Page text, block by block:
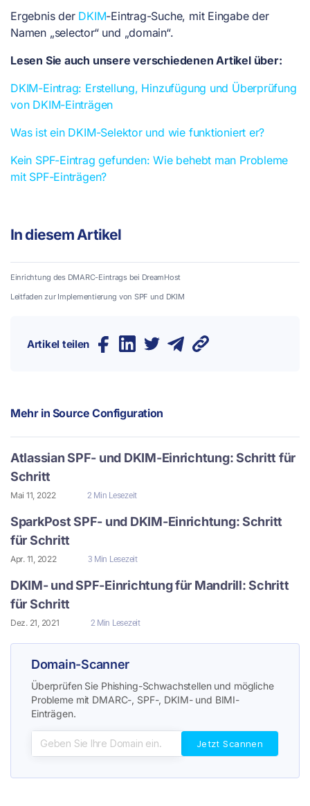
Ergebnis der DKIM-Eintrag-Suche, mit Eingabe der
Namen „selector“ und „domain“.
Lesen Sie auch unsere verschiedenen Artikel über:
DKIM-Eintrag: Erstellung, Hinzufügung und Überprüfung
von DKIM-Einträgen
Was ist ein DKIM-Selektor und wie funktioniert er?
Kein SPF-Eintrag gefunden: Wie behebt man Probleme
mit SPF-Einträgen?
In diesem Artikel
Einrichtung des DMARC-Eintrags bei DreamHost
Leitfaden zur Implementierung von SPF und DKIM
Artikel teilen
Mehr in Source Configuration
Atlassian SPF- und DKIM-Einrichtung: Schritt für
Schritt
Mai 11, 2022 2 Min Lesezeit
SparkPost SPF- und DKIM-Einrichtung: Schritt
für Schritt
Apr. 11, 2022 3 Min Lesezeit
DKIM- und SPF-Einrichtung für Mandrill: Schritt
für Schritt
Dez. 21, 2021 2 Min Lesezeit
Domain-Scanner
Überprüfen Sie Phishing-Schwachstellen und mögliche
Probleme mit DMARC-, SPF-, DKIM- und BIMI-
Einträgen.